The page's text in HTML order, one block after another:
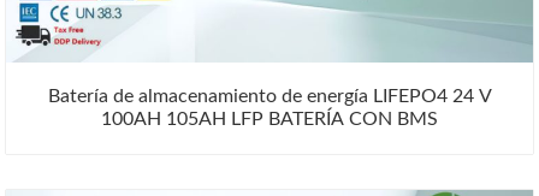
Batería de almacenamiento de energía LIFEPO4 24 V
100AH ​​105AH LFP BATERÍA CON BMS